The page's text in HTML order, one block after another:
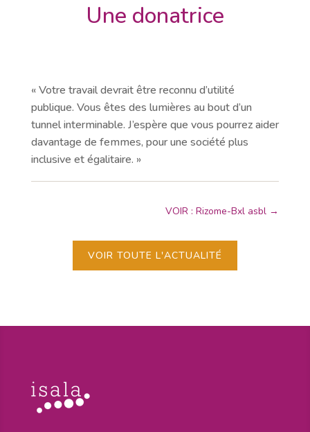
Une donatrice
« Votre travail devrait être reconnu d’utilité
publique. Vous êtes des lumières au bout d’un
tunnel interminable. J’espère que vous pourrez aider
davantage de femmes, pour une société plus
inclusive et égalitaire. »
VOIR : Rizome-Bxl asbl →
VOIR TOUTE L'ACTUALITÉ